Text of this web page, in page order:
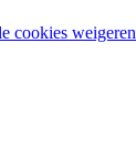
cookies weigeren